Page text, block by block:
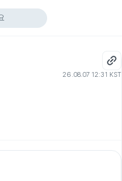
26.08.07 12:31 KST